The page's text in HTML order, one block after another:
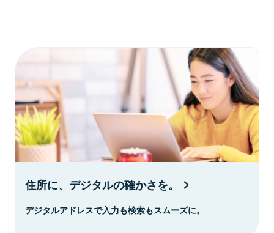
住所に、デジタルの確かさを。
デジタルアドレスで入力も検索もスムーズに。